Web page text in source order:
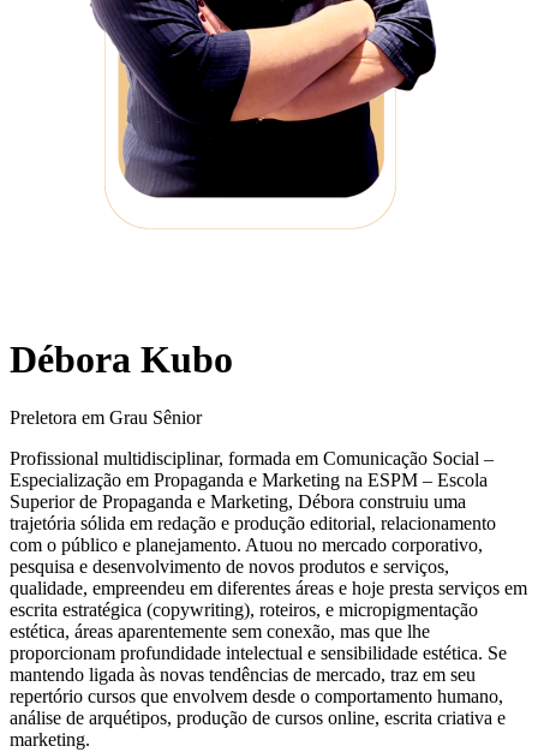
Débora Kubo
Preletora em Grau Sênior
Profissional multidisciplinar, formada em Comunicação Social –
Especialização em Propaganda e Marketing na ESPM – Escola
Superior de Propaganda e Marketing, Débora construiu uma
trajetória sólida em redação e produção editorial, relacionamento
com o público e planejamento. Atuou no mercado corporativo,
pesquisa e desenvolvimento de novos produtos e serviços,
qualidade, empreendeu em diferentes áreas e hoje presta serviços em
escrita estratégica (copywriting), roteiros, e micropigmentação
estética, áreas aparentemente sem conexão, mas que lhe
proporcionam profundidade intelectual e sensibilidade estética. Se
mantendo ligada às novas tendências de mercado, traz em seu
repertório cursos que envolvem desde o comportamento humano,
análise de arquétipos, produção de cursos online, escrita criativa e
marketing.